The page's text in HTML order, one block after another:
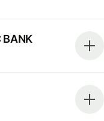
BANK